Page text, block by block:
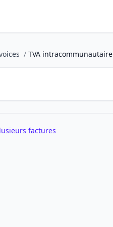
/ TVA intracommunautaire
factures